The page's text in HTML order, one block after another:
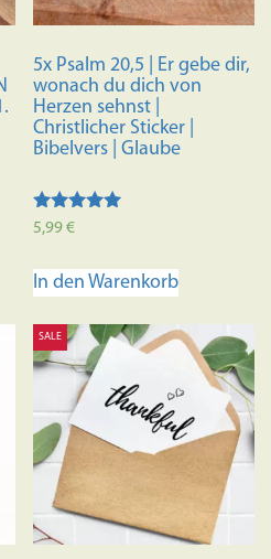
5x Psalm 20,5 | Er gebe dir,
wonach du dich von
Herzen sehnst |
Christlicher Sticker |
Bibelvers | Glaube
Bewertet mit
5,99€
In den Warenkorb
SALE